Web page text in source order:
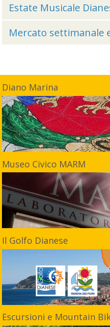
Estate Musicale
Mercato settimanale
Diano Marina
Museo Civico MARM
Il Golfo Dianese
Escursioni e Mountain